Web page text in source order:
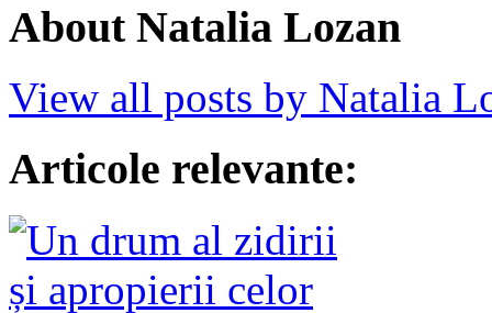
About Natalia Lozan
View all posts by Natalia
Articole relevante: